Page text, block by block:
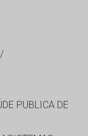
PUBLICA DE